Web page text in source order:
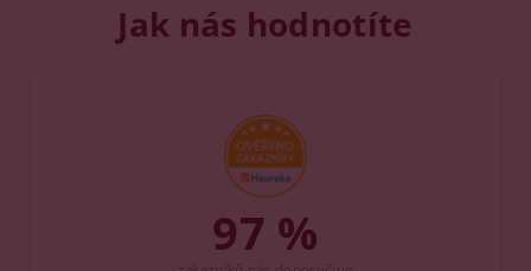
Jak nás hodnotíte
97 %